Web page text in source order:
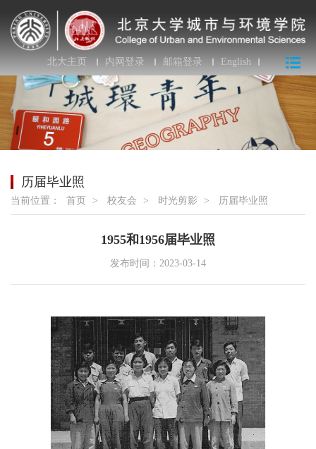
北大主页 内网登录 邮箱登录 English
历届毕业照
当前位置： 首页 > 校友会 > 时光剪影 > 历届毕业照
1955和1956届毕业照
发布时间：2023-03-14